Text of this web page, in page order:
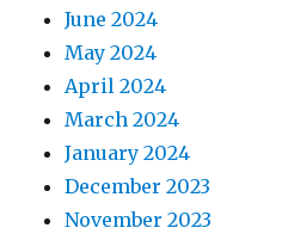
June 2024
May 2024
April 2024
March 2024
January 2024
December 2023
November 2023